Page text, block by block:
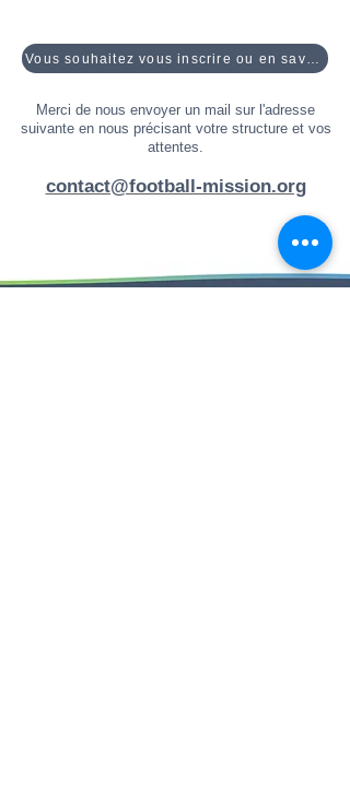
Vous souhaitez vous inscrire ou en savoir
Merci de nous envoyer un mail sur l'adresse
suivante en nous précisant votre structure et vos
attentes.
contact@football-mission.org